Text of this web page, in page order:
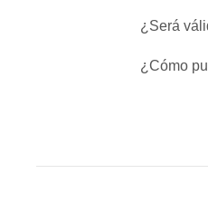
¿Será
¿Cómo